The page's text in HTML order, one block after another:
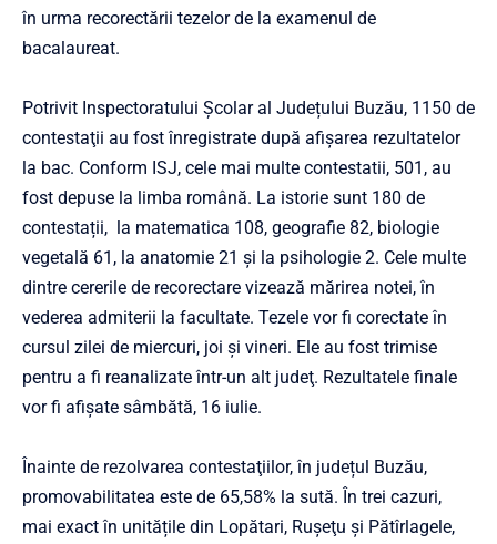
în urma recorectării tezelor de la examenul de
bacalaureat.
Potrivit Inspectoratului Școlar al Județului Buzău, 1150 de
contestaţii au fost înregistrate după afișarea rezultatelor
la bac. Conform ISJ, cele mai multe contestatii, 501, au
fost depuse la limba română. La istorie sunt 180 de
contestații, la matematica 108, geografie 82, biologie
vegetală 61, la anatomie 21 și la psihologie 2. Cele multe
dintre cererile de recorectare vizează mărirea notei, în
vederea admiterii la facultate. Tezele vor fi corectate în
cursul zilei de miercuri, joi și vineri. Ele au fost trimise
pentru a fi reanalizate într-un alt judeţ. Rezultatele finale
vor fi afișate sâmbătă, 16 iulie.
Înainte de rezolvarea contestaţiilor, în județul Buzău,
promovabilitatea este de 65,58% la sută. În trei cazuri,
mai exact în unitățile din Lopătari, Ruşeţu şi Pătîrlagele,